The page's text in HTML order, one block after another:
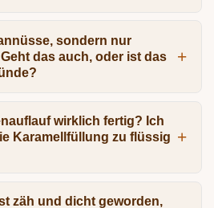
sondern nur
das auch, oder ist das
wirklich fertig? Ich
Karamellfüllung zu flüssig
zäh und dicht geworden,